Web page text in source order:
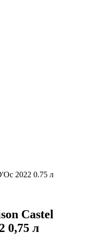
2022 0.75 л
Castel
0,75 л